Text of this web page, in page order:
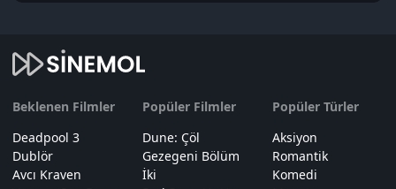
Beklenen Filmler
Deadpool 3
Dublör
Avcı Kraven
Popüler Filmler
Dune: Çöl
Gezegeni Bölüm
İki
Popüler Türler
Aksiyon
Romantik
Komedi